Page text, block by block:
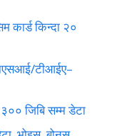
कार्ड किन्दा २०
टीआईए–
जिबि सम्म डेटा